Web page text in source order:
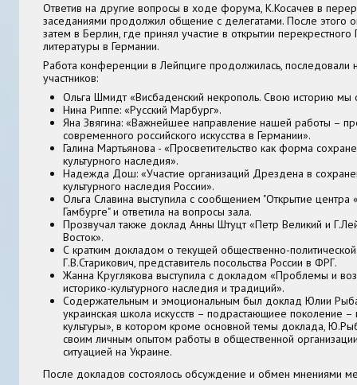
Ответив на другие вопросы в ходе форума, К.Косачев в
заседаниями продолжил общение с делегатами. После этого
затем в Берлин, где принял участие в открытии перекрестного
литературы в Германии.
Работа конференции в Лейпциге продолжилась,
участников:
Ольга Шмидт «Висбаденский некрополь. Свою историю мы
Нина Риппе: «Русский Марбург».
Яна Звягина: «Важнейшее направление нашей работы –
современного российского искусства в Германии».
Галина Мартьянова - «Просветительство как форма
культурного наследия».
Надежда Дош: «Участие организаций Дрездена в
культурного наследия России».
Ольга Славина выступила с сообщением "Открытие центра
Гамбурге" и ответила на вопросы зала.
Прозвучал также доклад Анны Штуцт «Петр Великий и
Восток».
С кратким докладом о текущей общественно-политической
Г.В.Старикович, представитель посольства России в ФРГ.
Жанна Круглякова выступила с докладом «Проблемы и
историко-культурного наследия и традиций».
Содержательным и эмоциональным был доклад Юлии
украинская школа искусств – подрастающиее поколение –
культуры», в котором кроме основной темы доклада,
своим личным опытом работы в общественной
ситуацией на Украине.
После докладов состоялось обсуждение и обмен мнениями